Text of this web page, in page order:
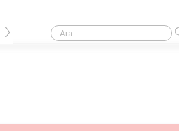
Göğüs korsesi
›